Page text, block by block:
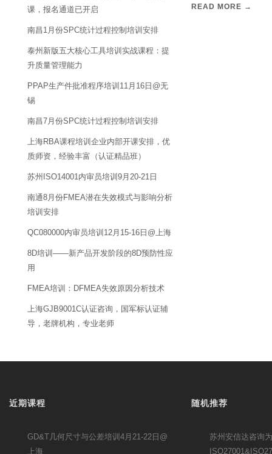
READ MORE →
课，报名通道已开启
南昌1月份SPC统计过程控制培训安排
泰州新版五大核心工具培训实战课程：提
升质量管理能力
PPAP生产件批准程序培训11月16日@无
锡
南昌7月份SPC统计过程控制培训安排
上海RBA课程培训企业内部开课安排，优
质师资，经验丰富（认证精品班）
苏州ISO14001内审员培训9月20-21日
南通8月份FMEA潜在失效模式与影响分析
培训安排
QC080000内审员培训12月15-16日@上海
8D培训——新产品开发阶段的8D预防性应
用
FMEA培训：DFMEA失效原因分析技术
上海GJB9001C认证咨询，国军标认证辅
导，老牌机构，专业老师
近期课程
GD&T几何尺寸与公差培训4月21-22日@
上海
随机推荐
苏州安信达咨询